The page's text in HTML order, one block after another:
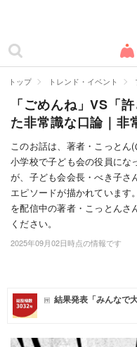
マ
カテゴリー一覧
妊娠
出産
赤ちゃん・育児
子育て・家族
病院
美容・ファッション
住まい
マネー
トップ トレンド・イベント
「ごめんね」VS「
た非常識な口論｜非
このお話は、著者・こっとん
小学校で子ども会の役員にな
が、子ども会会長・べき子さ
エピソードが描かれています
を配信中の著者・こっとんさ
ください。
2025年09月02日時点の情報です
結果発表「みんなで